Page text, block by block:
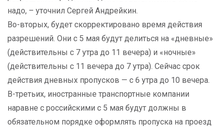
надо, – уточнил Сергей Андрейкин.
Во-вторых, будет скорректировано время действия
разрешений. Они с 5 мая будут делиться на «дневные»
(действительны с 7 утра до 11 вечера) и «ночные»
(действительны с 11 вечера до 7 утра). Сейчас срок
действия дневных пропусков — с 6 утра до 10 вечера.
В-третьих, иностранные транспортные компании
наравне с российскими с 5 мая будут должны в
обязательном порядке оформлять пропуска на проезд